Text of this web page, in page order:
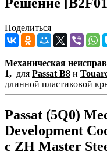
Поделиться
Механическая
1, для Passat B8 и
длинной пластиковой
Passat (5Q0)
Development
с ZH Master